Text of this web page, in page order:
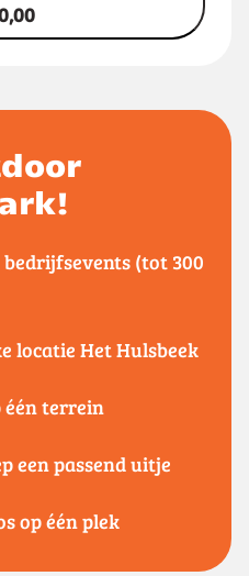
(tot 300
locatie Het Hulsbeek
één terrein
een passend uitje
op één plek